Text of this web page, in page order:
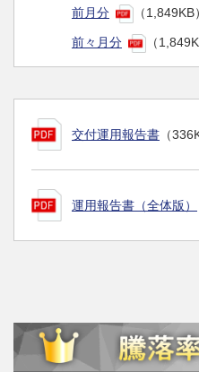
前月分 （1,849KB）
前々月分 （
交付運用報告書 （
運用報告書（全体版）